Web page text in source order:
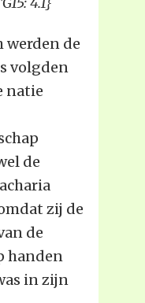
werden de
volgden
natie
de
zij de
de
handen
in zijn